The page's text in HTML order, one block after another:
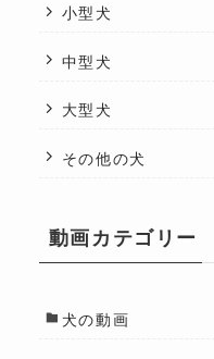
小型犬
中型犬
大型犬
その他の犬
動画カテゴリー
犬の動画